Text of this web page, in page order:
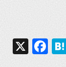
X